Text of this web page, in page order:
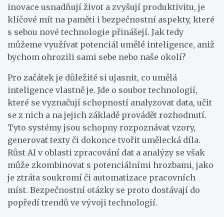
inovace usnadňují život a zvyšují produktivitu, je
klíčové mít na paměti i bezpečnostní aspekty, které
s sebou nové technologie přinášejí. Jak tedy
můžeme využívat potenciál umělé inteligence, aniž
bychom ohrozili sami sebe nebo naše okolí?
Pro začátek je důležité si ujasnit, co umělá
inteligence vlastně je. Jde o soubor technologií,
které se vyznačují schopností analyzovat data, učit
se z nich a na jejich základě provádět rozhodnutí.
Tyto systémy jsou schopny rozpoznávat vzory,
generovat texty či dokonce tvořit umělecká díla.
Růst AI v oblasti zpracování dat a analýzy se však
může zkombinovat s potenciálními hrozbami, jako
je ztráta soukromí či automatizace pracovních
míst. Bezpečnostní otázky se proto dostávají do
popředí trendů ve vývoji technologií.